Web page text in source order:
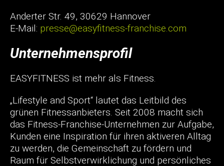
Anderter Str. 49, 30629 Hannover
E-Mail: presse@easyfitness-franchise.com
Unternehmensprofil
EASYFITNESS ist mehr als Fitness.
„Lifestyle and Sport“ lautet das Leitbild des
grünen Fitnessanbieters. Seit 2008 macht sich
das Fitness-Franchise-Unternehmen zur Aufgabe,
Kunden eine Inspiration für ihren aktiveren Alltag
zu werden, die Gemeinschaft zu fördern und
Raum für Selbstverwirklichung und persönliches